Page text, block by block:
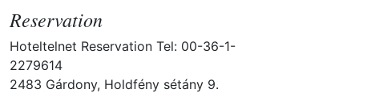
Reservation
Hoteltelnet Reservation Tel: 00-36-1-
2279614
2483 Gárdony, Holdfény sétány 9.